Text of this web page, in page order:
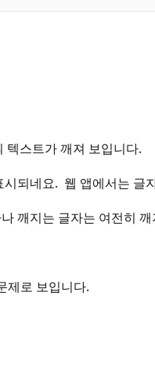
텍스트가 깨져 보입니다.
되네요. 웹 앱에서는 글
깨지는 글자는 여전히
제로 보입니다.